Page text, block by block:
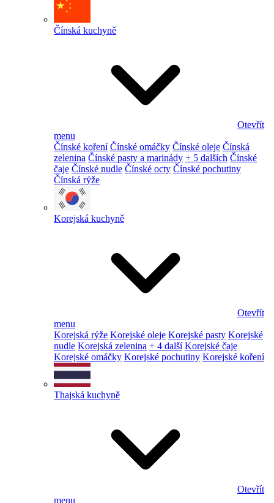
Čínská kuchyně
Otevřít
menu
Čínské koření Čínské omáčky Čínské oleje Čínská
zelenina Čínské pasty a marinády + 5 dalších Čínské
čaje Čínské nudle Čínské octy Čínské pochutiny
Čínská rýže
Korejská kuchyně
Otevřít
menu
Korejská rýže Korejské oleje Korejské pasty Korejské
nudle Korejská zelenina + 4 další Korejské čaje
Korejské omáčky Korejské pochutiny Korejské koření
Thajská kuchyně
Otevřít
menu